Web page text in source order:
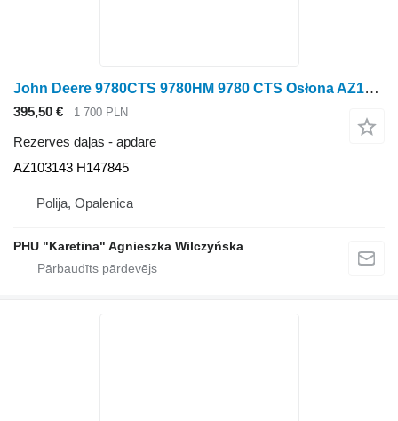
John Deere 9780CTS 9780HM 9780 CTS Osłona AZ103143 H147845 apdare paredzēts John Deere 9780CTS 9780HM 9780 graudu kombaina
395,50 € 1 700 PLN
Rezerves daļas - apdare
AZ103143 H147845
Polija, Opalenica
PHU "Karetina" Agnieszka Wilczyńska